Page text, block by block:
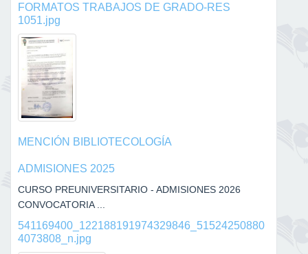
FORMATOS TRABAJOS DE GRADO-RES
1051.jpg
MENCIÓN BIBLIOTECOLOGÍA
ADMISIONES 2025
CURSO PREUNIVERSITARIO - ADMISIONES 2026
CONVOCATORIA ...
541169400_122188191974329846_51524250880
4073808_n.jpg